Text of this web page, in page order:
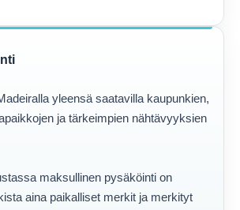
yleensä saatavilla kaupunkien,
ja tärkeimpien nähtävyyksien
maksullinen pysäköinti on
aina paikalliset merkit ja merkityt